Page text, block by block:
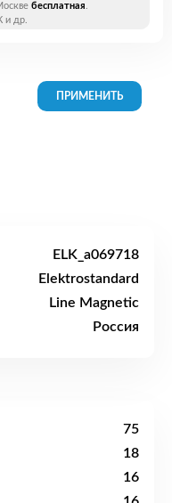
бесплатная.
и др.
ELK_a069718
Elektrostandard
Line Magnetic
Россия
75
18
16